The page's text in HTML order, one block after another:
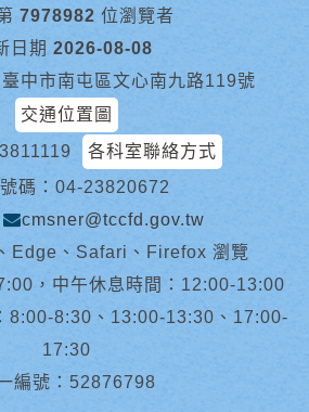
7978982 位瀏覽者
日期 2026-08-08
中市南屯區文心南九路119號
交通位置圖
各科室聯絡方式
碼：04-23820672
cmsner@tccfd.gov.tw
Edge、Safari、Firefox 瀏覽
，中午休息時間：12:00-13:00
8:00-8:30、13:00-13:30、17:00-
17:30
編號：52876798